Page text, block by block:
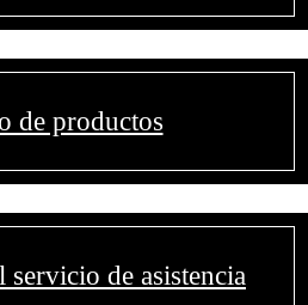
de productos
servicio de asistencia